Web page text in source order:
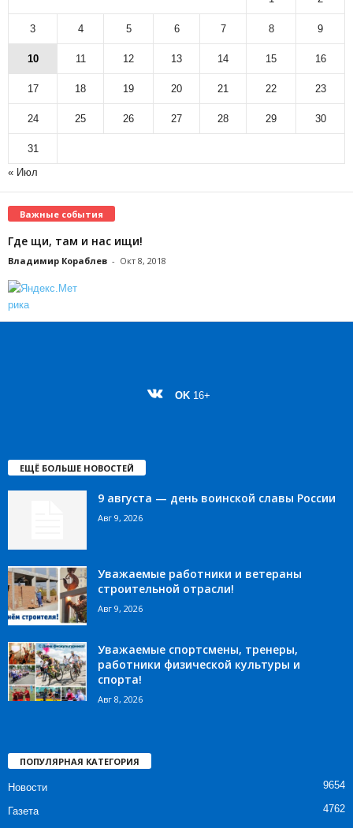
3 4 5 6 7 8 9
10 11 12 13 14 15 16
17 18 19 20 21 22 23
24 25 26 27 28 29 30
31
« Июл
Важные события
Где щи, там и нас ищи!
Владимир Кораблев - Окт 8, 2018
OK 16+
ЕЩЁ БОЛЬШЕ НОВОСТЕЙ
9 августа — день воинской славы России
Авг 9, 2026
Уважаемые работники и ветераны
строительной отрасли!
Авг 9, 2026
Уважаемые спортсмены, тренеры,
работники физической культуры и
спорта!
Авг 8, 2026
ПОПУЛЯРНАЯ КАТЕГОРИЯ
Новости 9654
Газета
4762